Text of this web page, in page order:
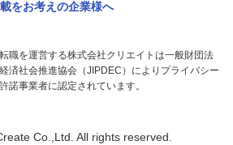
をお考えの企業様へ
職を運営する株式会社クリエイトは一般財団法
済社会推進協会（JIPDEC）によりプライバシー
諾事業者に認定されています。
Co.,Ltd. All rights reserved.